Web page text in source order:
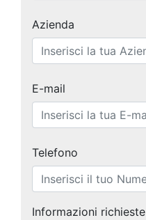
Azienda
E-mail
Telefono
Informazioni richieste